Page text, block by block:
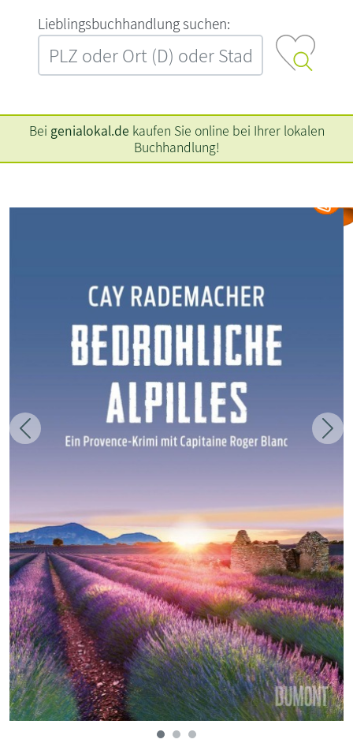
L‍i‍e‍b‍l‍i‍n‍g‍s‍b‍u‍c‍h‍h‍a‍n‍d‍l‍u‍n‍g‍ ‍s‍u‍c‍h‍e‍n‍:‍
Bei genialokal.de kaufen Sie online bei Ihrer lokalen
Buchhandlung!
Zurück